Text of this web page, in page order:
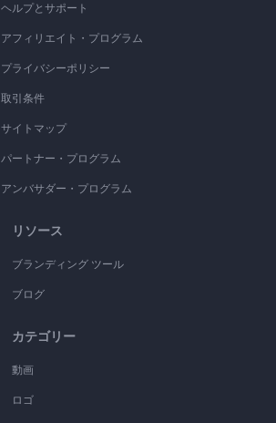
ヘルプとサポート
アフィリエイト・プログラム
プライバシーポリシー
取引条件
サイトマップ
パートナー・プログラム
アンバサダー・プログラム
リソース
ブランディング ツール
ブログ
カテゴリー
動画
ロゴ